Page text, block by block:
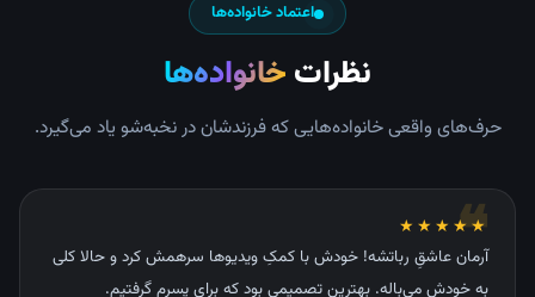
اعتماد خانواده‌ها
نظراتخانواده‌ها
حرف‌های واقعی خانواده‌هایی که فرزندشان در نخبه‌شو یاد می‌گیرد.
❝
★★★★★
آرمان عاشقِ رباتشه! خودش با کمکِ ویدیوها سرهمش کرد و حالا کلی
به خودش می‌باله. بهترین تصمیمی بود که برای پسرم گرفتیم.